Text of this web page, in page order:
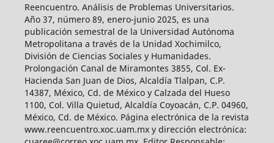
Reencuentro. Análisis de Problemas Universitarios.
Año 37, número 89, enero-junio 2025, es una
publicación semestral de la Universidad Autónoma
Metropolitana a través de la Unidad Xochimilco,
División de Ciencias Sociales y Humanidades.
Prolongación Canal de Miramontes 3855, Col. Ex-
Hacienda San Juan de Dios, Alcaldía Tlalpan, C.P.
14387, México, Cd. de México y Calzada del Hueso
1100, Col. Villa Quietud, Alcaldía Coyoacán, C.P. 04960,
México, Cd. de México. Página electrónica de la revista
www.reencuentro.xoc.uam.mx y dirección electrónica: